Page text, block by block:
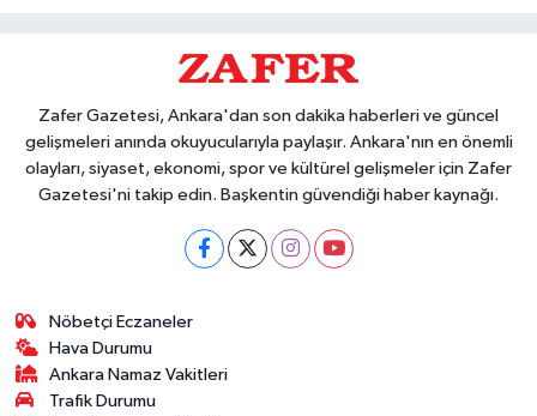
Zafer Gazetesi, Ankara'dan son dakika haberleri ve güncel
gelişmeleri anında okuyucularıyla paylaşır. Ankara'nın en önemli
olayları, siyaset, ekonomi, spor ve kültürel gelişmeler için Zafer
Gazetesi'ni takip edin. Başkentin güvendiği haber kaynağı.
Nöbetçi Eczaneler
Hava Durumu
Ankara Namaz Vakitleri
Trafik Durumu